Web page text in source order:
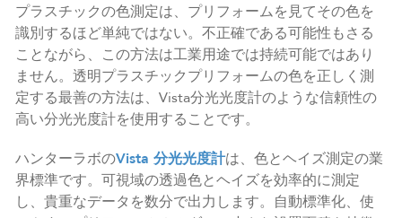
プラスチックの色測定は、プリフォームを見てその色を
識別するほど単純ではない。不正確である可能性もさる
ことながら、この方法は工業用途では持続可能ではあり
ません。透明プラスチックプリフォームの色を正しく測
定する最善の方法は、Vista分光光度計のような信頼性の
高い分光光度計を使用することです。
ハンターラボのVista 分光光度計は、色とヘイズ測定の業
界標準です。可視域の透過色とヘイズを効率的に測定
し、貴重なデータを数分で出力します。自動標準化、使